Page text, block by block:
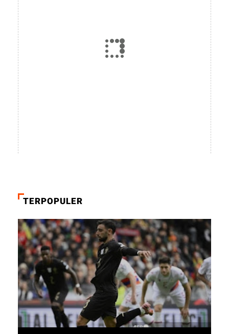
TERPOPULER